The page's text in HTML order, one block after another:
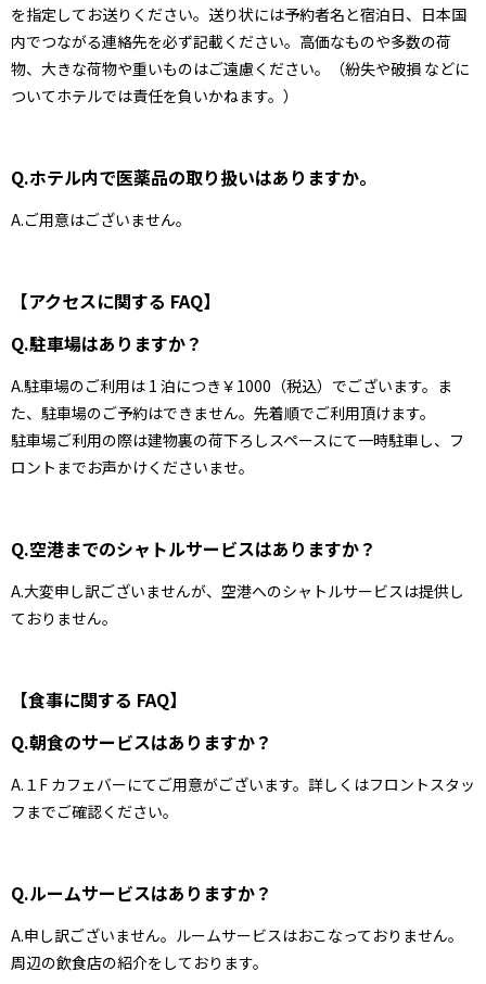
を指定してお送りください。送り状には予約者名と宿泊日、日本国
内でつながる連絡先を必ず記載ください。高価なものや多数の荷
物、大きな荷物や重いものはご遠慮ください。（紛失や破損 などに
ついてホテルでは責任を負いかねます。）
Q.ホテル内で医薬品の取り扱いはありますか。
A.ご用意はございません。
【アクセスに関する FAQ】
Q.駐車場はありますか？
A.駐車場のご利用は 1 泊につき￥1000（税込）でございます。ま
た、駐車場のご予約はできません。先着順でご利用頂けます。
駐車場ご利用の際は建物裏の荷下ろしスペースにて一時駐車し、フ
ロントまでお声かけくださいませ。
Q.空港までのシャトルサービスはありますか？
A.大変申し訳ございませんが、空港へのシャトルサービスは提供し
ておりません。
【食事に関する FAQ】
Q.朝食のサービスはありますか？
A.１F カフェバーにてご用意がございます。詳しくはフロントスタッ
フまでご確認ください。
Q.ルームサービスはありますか？
A.申し訳ございません。ルームサービスはおこなっておりません。
周辺の飲食店の紹介をしております。